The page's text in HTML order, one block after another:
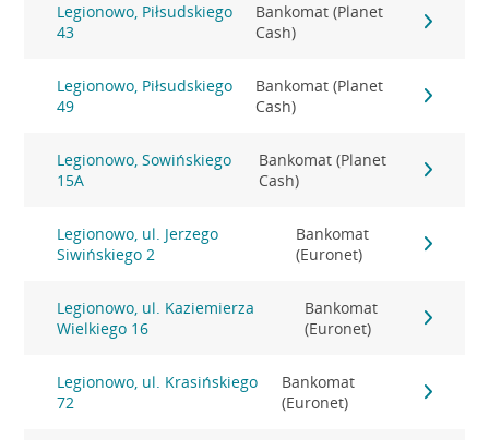
Legionowo, Piłsudskiego
43
Bankomat (Planet
Cash)
Legionowo, Piłsudskiego
49
Bankomat (Planet
Cash)
Legionowo, Sowińskiego
15A
Bankomat (Planet
Cash)
Legionowo, ul. Jerzego
Siwińskiego 2
Bankomat
(Euronet)
Legionowo, ul. Kaziemierza
Wielkiego 16
Bankomat
(Euronet)
Legionowo, ul. Krasińskiego
72
Bankomat
(Euronet)